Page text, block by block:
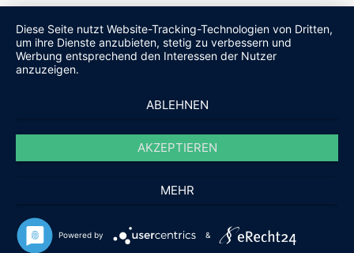
Diese Seite nutzt Website-Tracking-Technologien von Dritten,
um ihre Dienste anzubieten, stetig zu verbessern und
Werbung entsprechend den Interessen der Nutzer
anzuzeigen.
ABLEHNEN
AKZEPTIEREN
MEHR
Powered by &